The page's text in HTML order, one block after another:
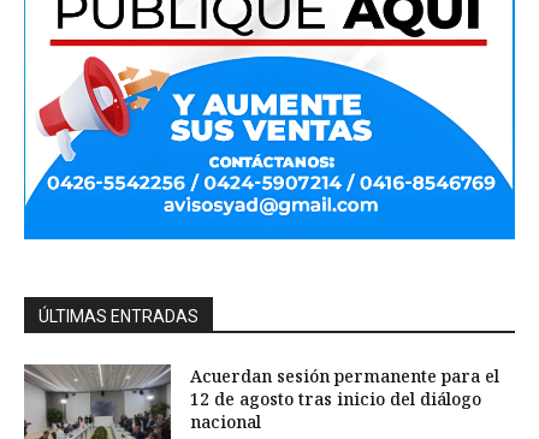
ÚLTIMAS ENTRADAS
Acuerdan sesión permanente para el
12 de agosto tras inicio del diálogo
nacional